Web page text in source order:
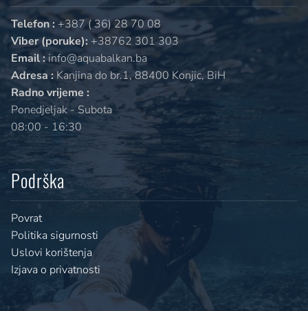
Telefon : +387 ( 36) 28 70 08
Viber (poruke): +38762 301 303
Email :info@aquabalkan.ba
Adresa : Kanjina do br.1, 88400 Konjic, BiH
Radno vrijeme :
Ponedjeljak - Subota
08:00 - 16:30
Podrška
Povrat
Politika sigurnosti
Uslovi korištenja
Izjava o privatnosti